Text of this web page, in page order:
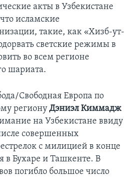
акты в Узбекистане
исламские
такие, как «Хизб-ут-
светские режимы в
во всем регионе
шариата.
Свободная Европа по
региону Дэниэл Киммадж
на Узбекистане ввиду
совершенных
с милицией в конце
в Бухаре и Ташкенте. В
погибло большое число